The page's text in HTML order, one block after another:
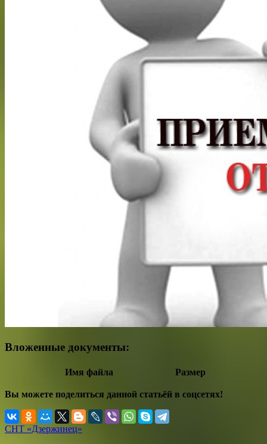
Вложенные документы:
Имя файла Размер
Вы можете поделиться данной статьёй в соцсетях!
СНТ «Дзержинец»